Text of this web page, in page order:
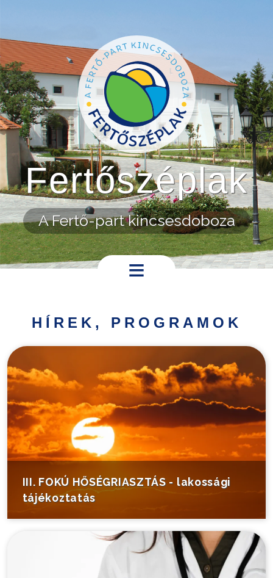
Fertőszéplak
A Fertő-part kincsesdoboza
Települési
Turistáknak
Pályázatok
Választás
HÍREK, PROGRAMOK
III. FOKÚ HŐSÉGRIASZTÁS - lakossági
tájékoztatás